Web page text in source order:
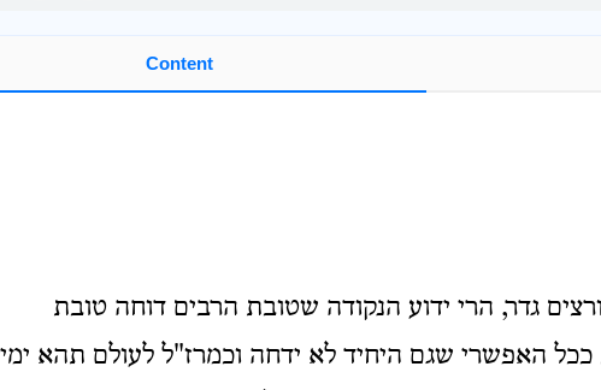
Content
גדר, הרי ידוע הנקודה שטובת הרבים דוחה טובת
האפשרי שגם היחיד לא ידחה וכמרז"ל לעולם תהא